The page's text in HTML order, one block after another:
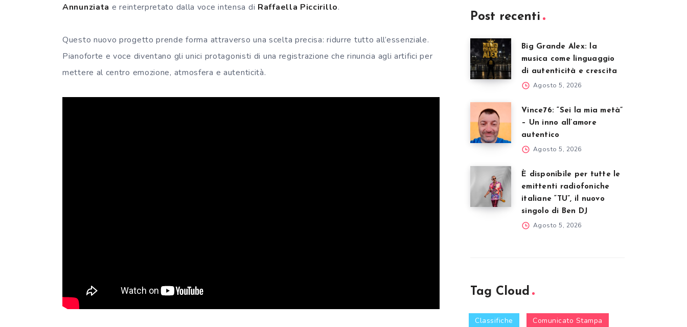
Annunziata e reinterpretato dalla voce intensa di Raffaella Piccirillo.
Questo nuovo progetto prende forma attraverso una scelta precisa: ridurre tutto all’essenziale.
Pianoforte e voce diventano gli unici protagonisti di una registrazione che rinuncia agli artifici per
mettere al centro emozione, atmosfera e autenticità.
Post recenti
Big Grande Alex: la
musica come linguaggio
di autenticità e crescita
Agosto 5, 2026
Vince76: “Sei la mia metà”
– Un inno all’amore
autentico
Agosto 5, 2026
È disponibile per tutte le
emittenti radiofoniche
italiane “TU”, il nuovo
singolo di Ben DJ
Agosto 5, 2026
Tag Cloud
Classifiche Comunicato Stampa